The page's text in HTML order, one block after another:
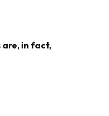
are, in fact,